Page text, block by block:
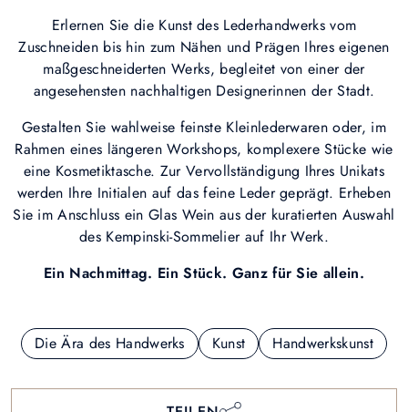
Erlernen Sie die Kunst des Lederhandwerks vom
Zuschneiden bis hin zum Nähen und Prägen Ihres eigenen
maßgeschneiderten Werks, begleitet von einer der
angesehensten nachhaltigen Designerinnen der Stadt.
Gestalten Sie wahlweise feinste Kleinlederwaren oder, im
Rahmen eines längeren Workshops, komplexere Stücke wie
eine Kosmetiktasche. Zur Vervollständigung Ihres Unikats
werden Ihre Initialen auf das feine Leder geprägt. Erheben
Sie im Anschluss ein Glas Wein aus der kuratierten Auswahl
des Kempinski-Sommelier auf Ihr Werk.
Ein Nachmittag. Ein Stück. Ganz für Sie allein.
Die Ära des Handwerks Kunst Handwerkskunst